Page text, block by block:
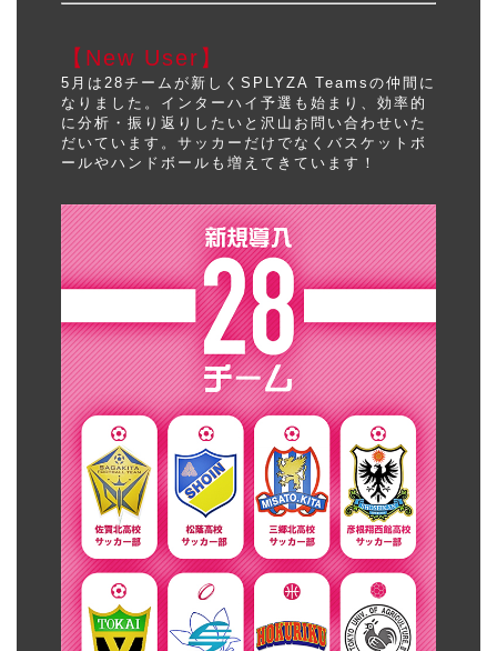
【New User】
5月は28チームが新しくSPLYZA Teamsの仲間に
なりました。インターハイ予選も始まり、効率的
に分析・振り返りしたいと沢山お問い合わせいた
だいています。サッカーだけでなくバスケットボ
ールやハンドボールも増えてきています！